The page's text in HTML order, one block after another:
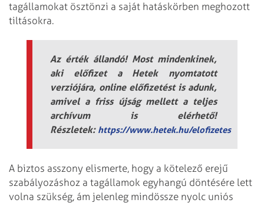
tagállamokat ösztönzi a saját hatáskörben meghozott
tiltásokra.
Az érték állandó! Most mindenkinek,
aki előfizet a Hetek nyomtatott
verziójára, online előfizetést is adunk,
amivel a friss újság mellett a teljes
archívum is elérhető!
Részletek: https://www.hetek.hu/elofizetes
A biztos asszony elismerte, hogy a kötelező erejű
szabályozáshoz a tagállamok egyhangú döntésére lett
volna szükség, ám jelenleg mindössze nyolc uniós